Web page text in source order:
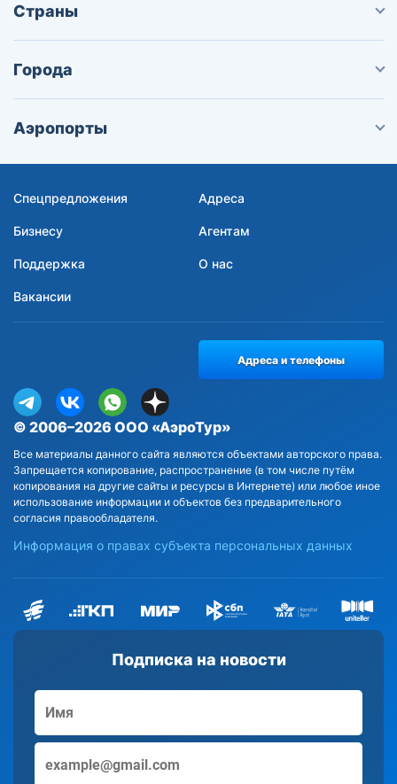
Страны
Города
Аэропорты
Спецпредложения Адреса
Бизнесу Агентам
Поддержка О нас
Вакансии
Подписка на новости
© 2006–2026 ООО «АэроТур»
Все материалы данного сайта являются объектами авторского права.
Запрещается копирование, распространение (в том числе путём
копирования на другие сайты и ресурсы в Интернете) или любое иное
использование информации и объектов без предварительного
согласия правообладателя.
Информация о правах субъекта персональных данных
Адреса и телефоны